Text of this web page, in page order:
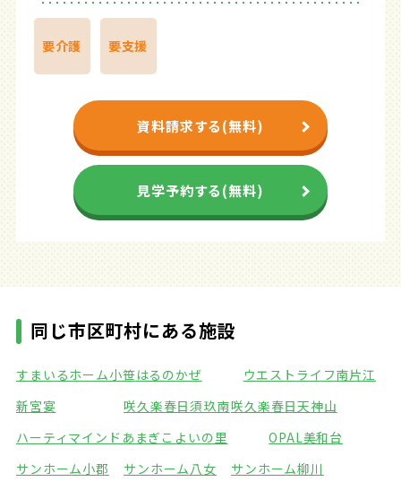
要介護 要支援
資料請求する(無料)
見学予約する(無料)
同じ市区町村にある施設
すまいるホーム小笹はるのかぜ
ウエストライフ南片江
新宮宴
咲久楽春日須玖南咲久楽春日天神山
ハーティマインドあまぎ こよいの里
OPAL美和台
サンホーム小郡
サンホーム八女
サンホーム柳川